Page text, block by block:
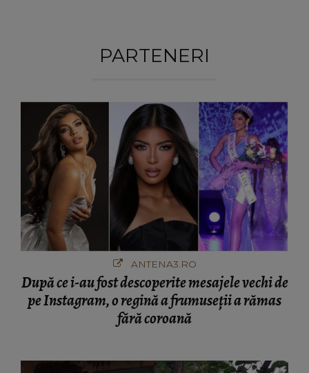
PARTENERI
ANTENA3.RO
După ce i-au fost descoperite mesajele vechi de
pe Instagram, o regină a frumuseții a rămas
fără coroană